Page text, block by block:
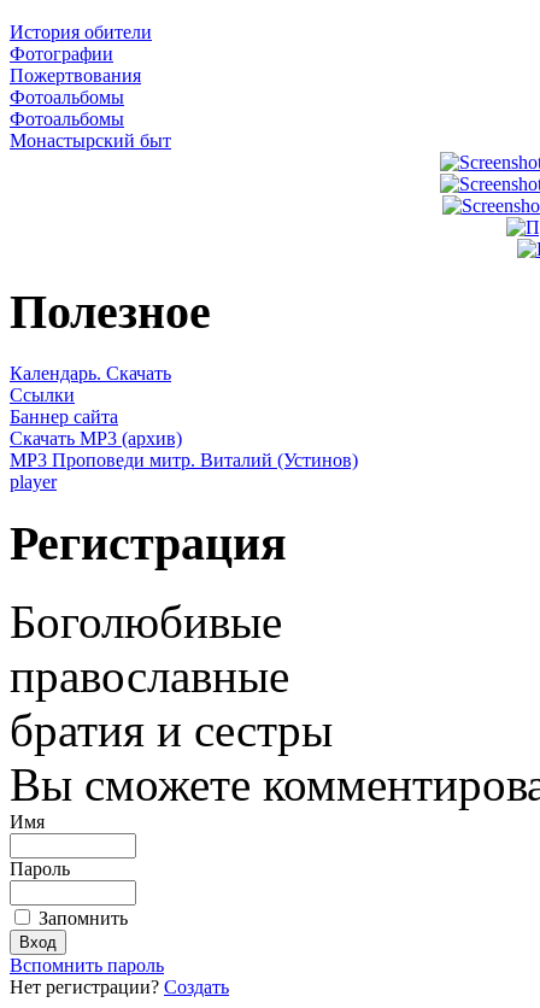
История обители
Фотографии
Пожертвования
Фотоальбомы
Фотоальбомы
Монастырский быт
Полезное
Календарь. Скачать
Ссылки
Баннер сайта
Скачать MP3 (архив)
MP3 Проповеди митр. Виталий (Устинов)
player
Регистрация
Боголюбивые
православные
братия и сестры
Вы сможете
Имя
Пароль
Запомнить
Вспомнить пароль
Нет регистрации? Создать